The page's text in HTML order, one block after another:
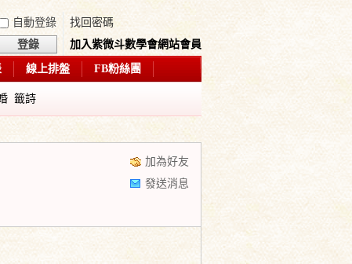
自動登錄
找回密碼
登錄 加入紫微斗數學會網站會員
線上排盤 FB粉絲團
籤詩
加為好友
發送消息